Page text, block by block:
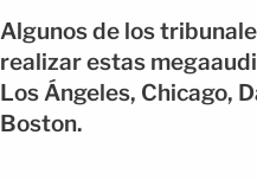
Algunos de los
realizar estas
Los Ángeles, Chicago,
Boston.